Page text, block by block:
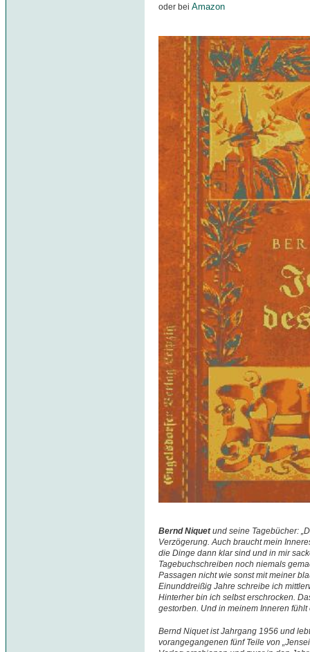
oder bei Amazon
Bernd Niquetund seine Tagebücher:
Verzögerung. Auch braucht mein
die Dinge dann klar sind und in mir
Tagebuchschreiben noch niemals
Passagen nicht wie sonst mit meiner
Einunddreißig Jahre schreibe ich
Hinterher bin ich selbst erschrocken.
gestorben. Und in meinem Inneren fühlt
Bernd Niquet ist Jahrgang 1956 und
vorangegangenen fünf Teile von